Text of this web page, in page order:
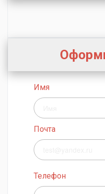
Имя
Почта
Телефон